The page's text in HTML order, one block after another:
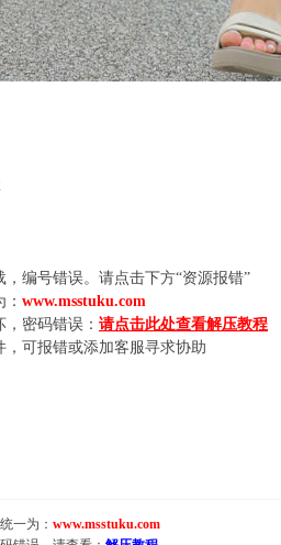
，编号错误。请点击下方“资源报错”
www.msstuku.com
密码错误： 请点击此处查看解压教程
，可报错或添加客服寻求协助
一为： www.msstuku.com